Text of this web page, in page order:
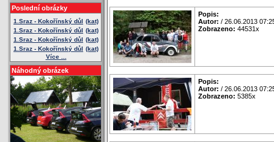
Poslední obrázky
1.Sraz - Kokořínský důl (kat)
1.Sraz - Kokořínský důl (kat)
1.Sraz - Kokořínský důl (kat)
1.Sraz - Kokořínský důl (kat)
Více ...
Náhodný obrázek
Popis:
Autor: / 26.06.2013
Zobrazeno: 44531x
Popis:
Autor: / 26.06.2013
Zobrazeno: 5385x